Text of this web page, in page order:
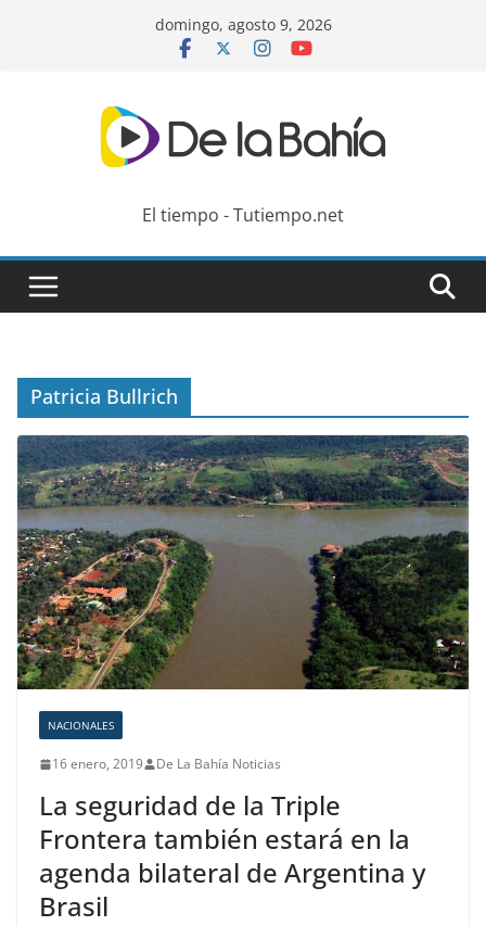
domingo, agosto 9, 2026
El tiempo - Tutiempo.net
Patricia Bullrich
NACIONALES
16 enero, 2019 De La Bahía Noticias
La seguridad de la Triple
Frontera también estará en la
agenda bilateral de Argentina y
Brasil